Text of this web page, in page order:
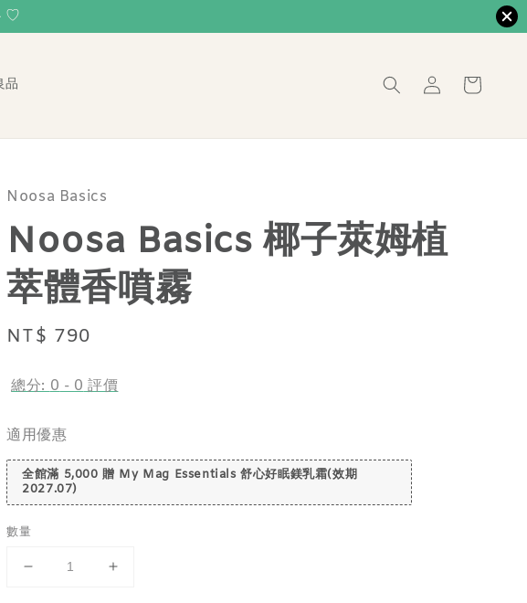
♡
品
Noosa Basics
Noosa Basics 椰子萊姆植
萃體香噴霧
Regular
NT$ 790
總分: 0 - 0 評價
適用優惠
全館滿 5,000 贈 My Mag Essentials 舒心好眠鎂乳霜(效期
2027.07)
數量